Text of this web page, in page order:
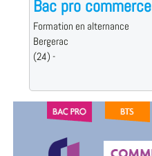
Bac pro commerce
Formation en alternance
Bergerac
(24) -